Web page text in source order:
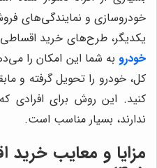
خودروسازی و نمایندگی‌های
یکدیگر، طرح‌های خرید
خودرو به شما این امکان را
کل، خودرو را تحویل گرفته و
کنید. این روش برای افرادی
ندارند، بسیار مناسب است.
مزایا و معایب